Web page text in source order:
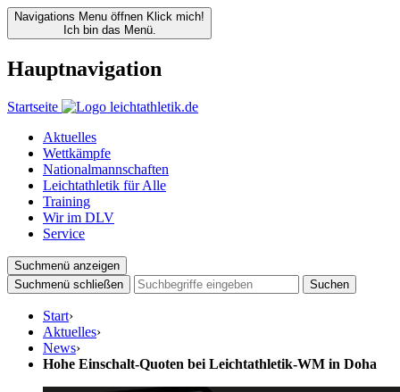
Navigations Menu öffnen Klick mich!
Ich bin das Menü.
Hauptnavigation
Startseite
Aktuelles
Wettkämpfe
Nationalmannschaften
Leichtathletik für Alle
Training
Wir im DLV
Service
Suchmenü anzeigen
Suchmenü schließen
Suchen
Start›
Aktuelles›
News›
Hohe Einschalt-Quoten bei Leichtathletik-WM in Doha